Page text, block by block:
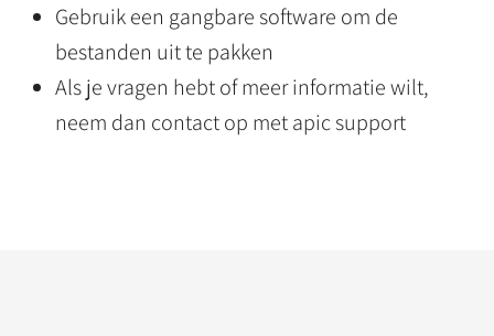
Gebruik een gangbare software om de
bestanden uit te pakken
Als je vragen hebt of meer informatie wilt,
neem dan contact op met apic support